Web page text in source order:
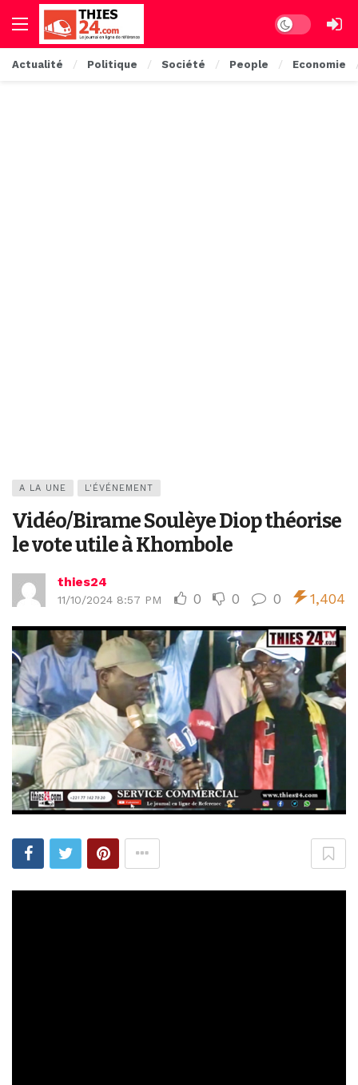
Dark mode
Actualité Politique Société People Economie
A LA UNE L'ÉVÉNEMENT
Vidéo/Birame Soulèye Diop théorise
le vote utile à Khombole
thies24
11/10/2024 8:57 PM 0 0 0 1,404